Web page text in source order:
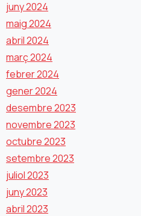
juny 2024
maig 2024
abril 2024
març 2024
febrer 2024
gener 2024
desembre 2023
novembre 2023
octubre 2023
setembre 2023
juliol 2023
juny 2023
abril 2023